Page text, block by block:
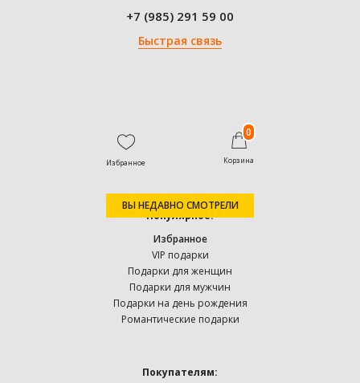
+7 (985) 291 59 00
Быстрая связь
Популярное:
Избранное
VIP подарки
Подарки для женщин
Подарки для мужчин
Подарки на день рождения
Романтические подарки
Покупателям:
Избранное
0
Корзина
ВЫ НЕДАВНО СМОТРЕЛИ